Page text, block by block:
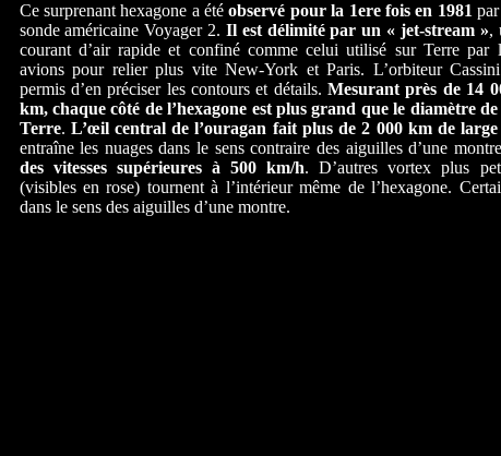
Ce surprenant hexagone a étéobservé pour la 1ere fois en 1981
sonde américaine Voyager 2. Il est délimité par un « jet-stream »,
courant d’air rapide et confiné comme celui utilisé sur Terre par
avions pour relier plus vite New-York et Paris. L’orbiteur
permis d’en préciser les contours et détails.Mesurant près de 14
km, chaque côté de l’hexagone est plus grand que le diamètre de
Terre. L’œil central de l’ouragan fait plus de 2 000 km de large
entraîne les nuages dans le sens contraire des aiguilles d’une
des vitesses supérieures à 500 km/h. D’autres vortex plus
(visibles en rose) tournent à l’intérieur même de l’hexagone.
dans le sens des aiguilles d’une montre.